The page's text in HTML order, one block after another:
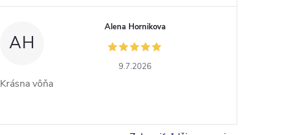
AH
Alena Hornikova
9.7.2026
Krásna vôňa